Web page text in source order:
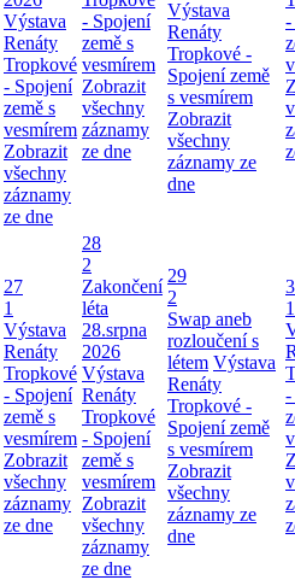
Výstava
Renáty
Tropkové
- Spojení
země s
vesmírem
Zobrazit
všechny
záznamy
ze dne
- Spojení
země s
vesmírem
Zobrazit
všechny
záznamy
ze dne
Výstava
Renáty
Tropkové -
Spojení země
s vesmírem
Zobrazit
všechny
záznamy ze
dne
-
27
1
Výstava
Renáty
Tropkové
- Spojení
země s
vesmírem
Zobrazit
všechny
záznamy
ze dne
28
2
Zakončení
léta
28.srpna
2026
Výstava
Renáty
Tropkové
- Spojení
země s
vesmírem
Zobrazit
všechny
záznamy
ze dne
29
2
Swap aneb
rozloučení s
létem Výstava
Renáty
Tropkové -
Spojení země
s vesmírem
Zobrazit
všechny
záznamy ze
dne
1
-